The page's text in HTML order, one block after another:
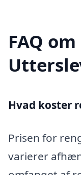
FAQ
Hvad koster
Prisen for
varierer